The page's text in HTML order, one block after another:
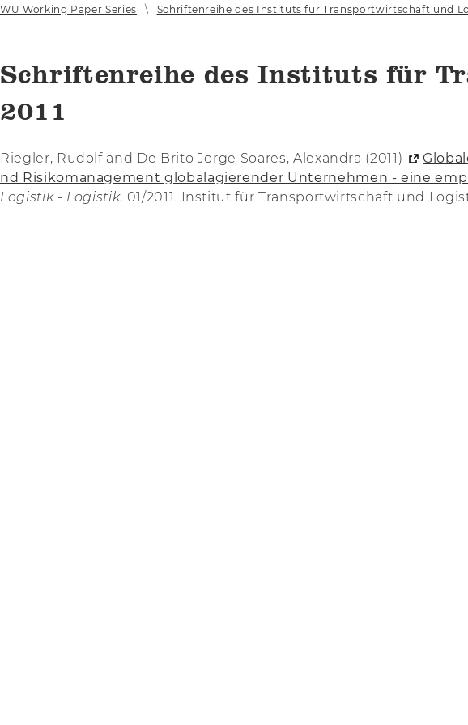
WU Working Paper Series Schriftenreihe des Instituts für Transportwirtschaft und
Schriftenreihe des Instituts für
2011
Riegler, Rudolf and De Brito Jorge Soares, Alexandra (2011)
nd Risikomanagement globalagierender Unternehmen - eine
Logistik - Logistik, 01/2011. Institut für Transportwirtschaft und